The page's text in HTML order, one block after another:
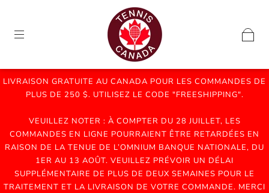
LIVRAISON GRATUITE AU CANADA POUR LES COMMANDES DE
PLUS DE 250 $. UTILISEZ LE CODE "FREESHIPPING".
VEUILLEZ NOTER : À COMPTER DU 28 JUILLET, LES
COMMANDES EN LIGNE POURRAIENT ÊTRE RETARDÉES EN
RAISON DE LA TENUE DE L’OMNIUM BANQUE NATIONALE, DU
1ER AU 13 AOÛT. VEUILLEZ PRÉVOIR UN DÉLAI
SUPPLÉMENTAIRE DE PLUS DE DEUX SEMAINES POUR LE
TRAITEMENT ET LA LIVRAISON DE VOTRE COMMANDE. MERCI